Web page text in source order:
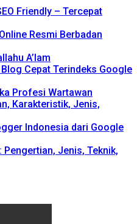
Friendly – Tercepat
Resmi Berbadan
A’lam
Cepat Terindeks Google
Profesi Wartawan
Karakteristik, Jenis,
Indonesia dari Google
Jenis, Teknik,